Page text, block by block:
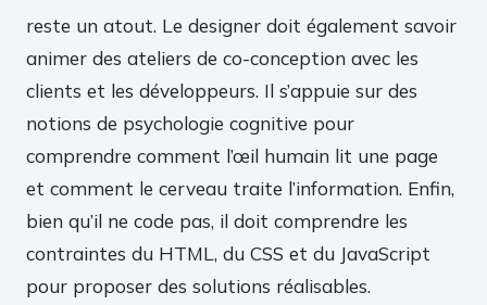
reste un atout. Le designer doit également savoir
animer des ateliers de co-conception avec les
clients et les développeurs. Il s’appuie sur des
notions de psychologie cognitive pour
comprendre comment l’œil humain lit une page
et comment le cerveau traite l’information. Enfin,
bien qu’il ne code pas, il doit comprendre les
contraintes du HTML, du CSS et du JavaScript
pour proposer des solutions réalisables.